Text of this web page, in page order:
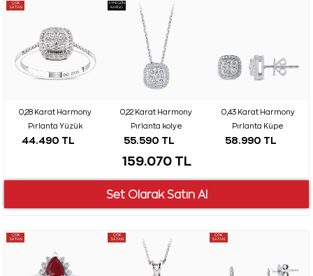
ÇOK
SATAN
0,28 Karat Harmony
Pırlanta Yüzük
44.490 TL
AYNI GÜN
KARGO
0,22 Karat Harmony
Pırlanta kolye
55.590 TL
0,43 Karat Harmony
Pırlanta Küpe
58.990 TL
159.070 TL
ÇOK
SATAN
ÇOK
SATAN
ÇOK
SATAN